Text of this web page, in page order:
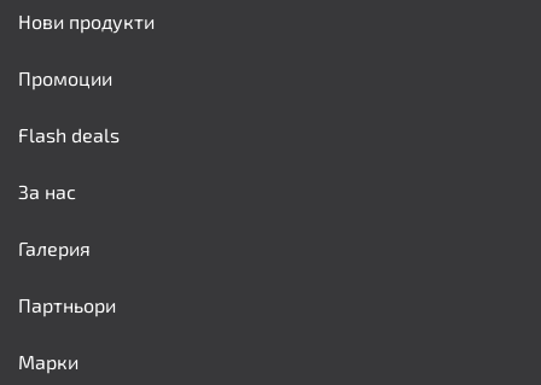
Нови продукти
Промоции
Flash deals
За нас
Галерия
Партньори
Марки